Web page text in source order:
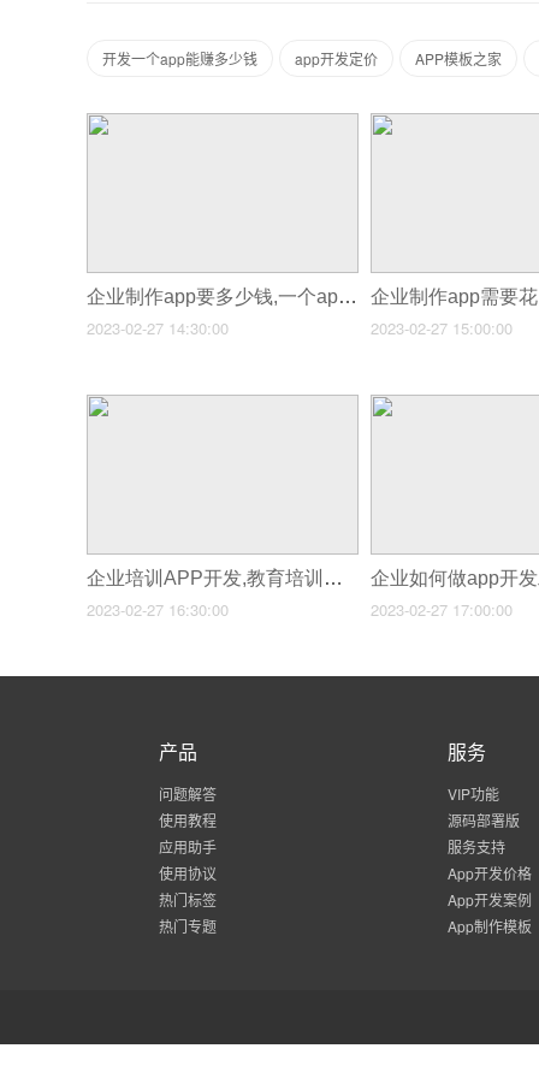
开发一个app能赚多少钱 app开发定价 APP模板之家
企业制作app要多少钱,一个app从开发到上线运营一共要多少钱
2023-02-27 14:30:00 2023-02-27 15:00:00
企业培训APP开发,教育培训系统开发
2023-02-27 16:30:00 2023-02-27 17:00:00
产品
问题解答
使用教程
应用助手
使用协议
热门标签
热门专题
服务
VIP功能
源码部署版
服务支持
App开发价格
App开发案例
App制作模板